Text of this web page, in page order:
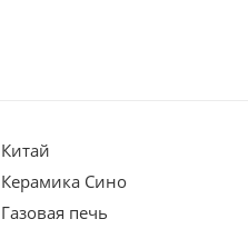
Китай
Керамика Сино
Газовая печь